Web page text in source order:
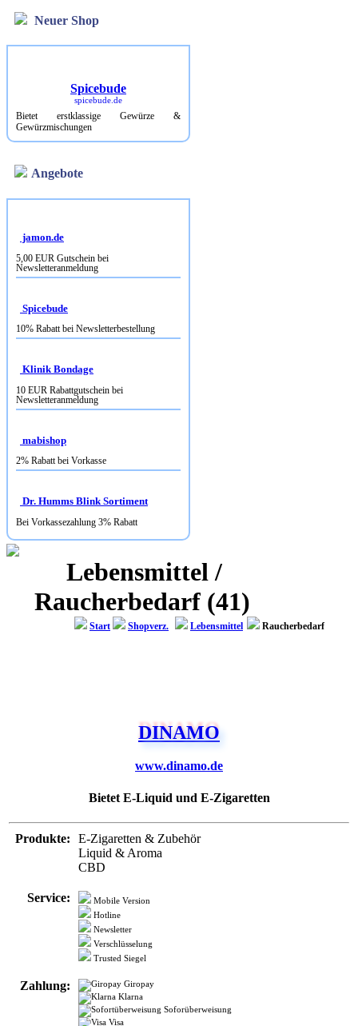
Bietet erstklassige Gewürze &
Gewürzmischungen
5,00 EUR Gutschein bei
Newsletteranmeldung
Spicebude
Klinik Bondage
Newsletteranmeldung
mabishop
Dr. Humms Blink Sortiment
Lebensmittel /
Raucherbedarf (41)
Bietet E-Liquid und E-Zigaretten
E-Zigaretten & Zubehör
Liquid & Aroma
CBD
Service:
Mobile Version
Hotline
Newsletter
Klarna
Visa
Kreditkarte
Lastschrift
Vorkasse